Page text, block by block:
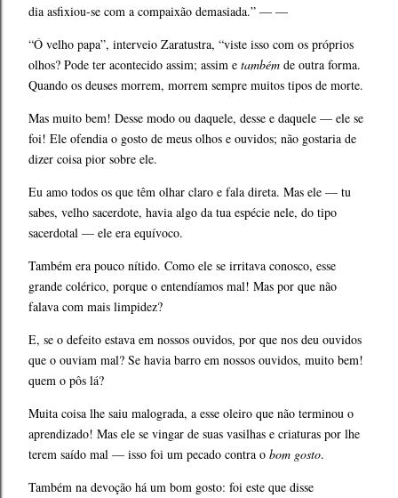
dia asfixiou-se com a compaixão demasiada.” — —
“Ó velho papa”, interveio Zaratustra, “viste isso com os próprios
olhos? Pode ter acontecido assim; assim e também de outra forma.
Quando os deuses morrem, morrem sempre muitos tipos de morte.
Mas muito bem! Desse modo ou daquele, desse e daquele — ele se
foi! Ele ofendia o gosto de meus olhos e ouvidos; não gostaria de
dizer coisa pior sobre ele.
Eu amo todos os que têm olhar claro e fala direta. Mas ele — tu
sabes, velho sacerdote, havia algo da tua espécie nele, do tipo
sacerdotal — ele era equívoco.
Também era pouco nítido. Como ele se irritava conosco, esse
grande colérico, porque o entendíamos mal! Mas por que não
falava com mais limpidez?
E, se o defeito estava em nossos ouvidos, por que nos deu ouvidos
que o ouviam mal? Se havia barro em nossos ouvidos, muito bem!
quem o pôs lá?
Muita coisa lhe saiu malograda, a esse oleiro que não terminou o
aprendizado! Mas ele se vingar de suas vasilhas e criaturas por lhe
terem saído mal — isso foi um pecado contra o bom gosto.
Também na devoção há um bom gosto: foi este que disse